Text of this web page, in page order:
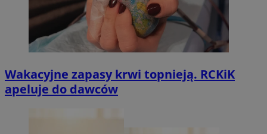
Wakacyjne zapasy krwi topnieją. RCKiK
apeluje do dawców